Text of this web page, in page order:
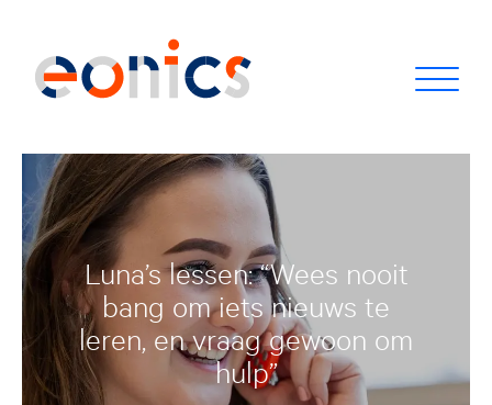
Luna’s lessen: “Wees nooit
bang om iets nieuws te
leren, en vraag gewoon om
hulp”